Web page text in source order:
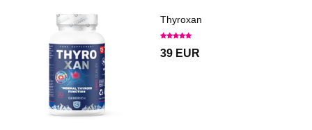
Thyroxan
39 EUR